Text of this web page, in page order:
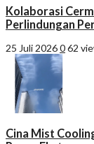
Kolaborasi
Perlindungan
25 Juli 2026062
Cina Mist